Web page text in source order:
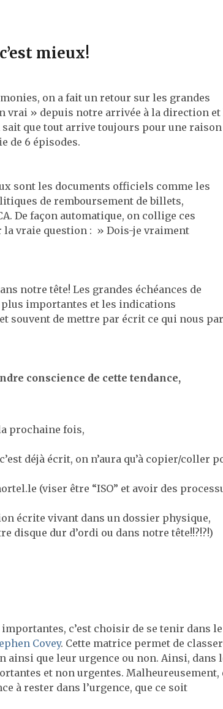
mieux!
on a fait un retour sur les grandes
vrai » depuis notre arrivée à la direction et
sait que tout arrive toujours pour une raison
de 6 épisodes.
sont les documents officiels comme les
de remboursement de billets,
De façon automatique, on collige ces
la vraie question : » Dois-je vraiment
notre tête! Les grandes échéances de
plus importantes et les indications
souvent de mettre par écrit ce qui nous
conscience de cette tendance,
prochaine fois,
déjà écrit, on n’aura qu’à copier/coller
(viser être “ISO” et avoir des
écrite vivant dans un dossier physique,
disque dur d’ordi ou dans notre tête!!?!?!)
c’est choisir de se tenir dans le
Covey. Cette matrice permet de classer
que leur urgence ou non. Ainsi, dans
et non urgentes. Malheureusement,
à rester dans l’urgence, que ce soit